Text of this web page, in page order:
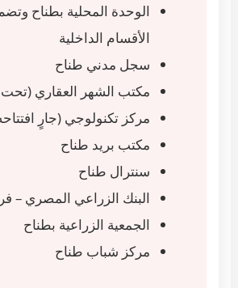
الوحدة المحلية بطناح
الأقسام الداخلية
سجل مدني طناح
مكتب الشهر العقاري (تحت
مركز تكنولوجي (جارٍ
مكتب بريد طناح
سنترال طناح
البنك الزراعي المصري –
الجمعية الزراعية بطناح
مركز شباب طناح